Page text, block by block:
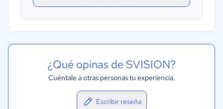
¿Qué opinas de SVISION?
Cuéntale a otras personas tu experiencia.
Escribir reseña